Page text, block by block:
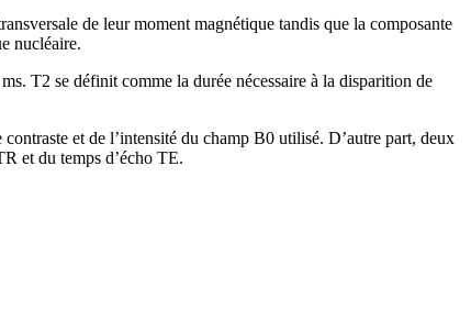
de leur moment magnétique tandis que la composante
nucléaire.
T2 se définit comme la durée nécessaire à la disparition de
et de l’intensité du champ B0 utilisé. D’autre part, deux
et du temps d’écho TE.